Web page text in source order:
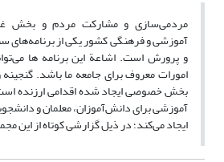
مردمی‌سازی و مشارکت مردم و بخش
آموزشی و فرهنگی کشور یکی از برنامه‌های
و پرورش است. اشاعة این برنامه ها
امورات معروف برای جامعه ما باشد.
بخش خصوصی ایجاد شده اقدامی ارزنده
آموزشی برای دانش‌آموزان، معلمان و
ایجاد می‌کند؛ در ذیل گزارشی کوتاه از این